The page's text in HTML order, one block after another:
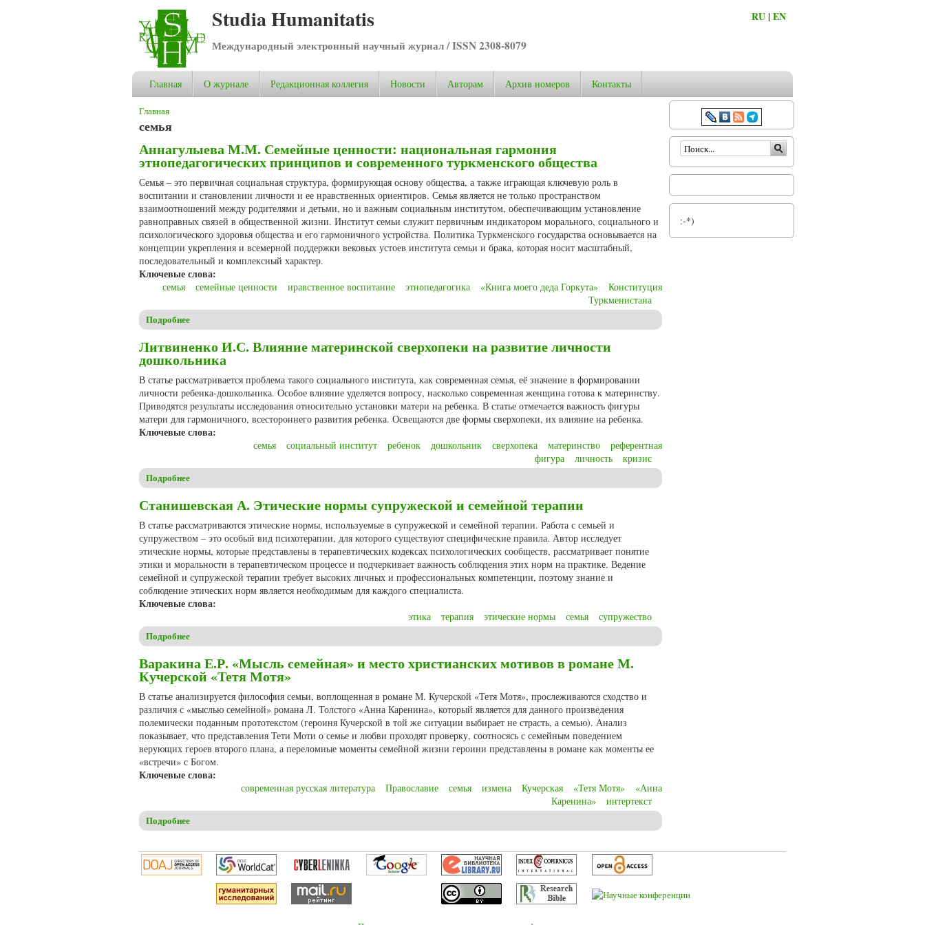
Studia Humanitatis
Международный электронный научный журнал / ISSN 2308-8079
RU |EN
Главная О журнале Редакционная коллегия Новости Авторам Архив номеров Контакты
Вы здесь
Главная
семья
Аннагулыева М.М. Семейные ценности: национальная гармония
этнопедагогических принципов и современного туркменского общества
Семья – это первичная социальная структура, формирующая основу общества, а также играющая ключевую роль в
воспитании и становлении личности и ее нравственных ориентиров. Семья является не только пространством
взаимоотношений между родителями и детьми, но и важным социальным институтом, обеспечивающим установление
равноправных связей в общественной жизни. Институт семьи служит первичным индикатором морального, социального и
психологического здоровья общества и его гармоничного устройства. Политика Туркменского государства основывается на
концепции укрепления и всемерной поддержки вековых устоев института семьи и брака, которая носит масштабный,
последовательный и комплексный характер.
Ключевые слова:
семья семейные ценности нравственное воспитание этнопедагогика «Книга моего деда Горкута»
Конституция
Туркменистана
Подробнее
Литвиненко И.С. Влияние материнской сверхопеки на развитие личности
дошкольника
В статье рассматривается проблема такого социального института, как современная семья, её значение в формировании
личности ребенка-дошкольника. Особое влияние уделяется вопросу, насколько современная женщина готова к материнству.
Приводятся результаты исследования относительно установки матери на ребенка. В статье отмечается важность фигуры
матери для гармоничного, всестороннего развития ребенка. Освещаются две формы сверхопеки, их влияние на ребенка.
Ключевые слова:
семья социальный институт ребенок дошкольник сверхопека материнство
референтная
фигура
личность кризис
Подробнее
Станишевская А. Этические нормы супружеской и семейной терапии
В статье рассматриваются этические нормы, используемые в супружеской и семейной терапии. Работа с семьей и
супружеством – это особый вид психотерапии, для которого существуют специфические правила. Автор исследует
этические нормы, которые представлены в терапевтических кодексах психологических сообществ, рассматривает понятие
этики и моральности в терапевтическом процессе и подчеркивает важность соблюдения этих норм на практике. Ведение
семейной и супружеской терапии требует высоких личных и профессиональных компетенции, поэтому знание и
соблюдение этических норм является необходимым для каждого специалиста.
Ключевые слова:
этика терапия этические нормы семья супружество
Подробнее
Варакина Е.Р. «Мысль семейная» и место христианских мотивов в романе М.
Кучерской «Тетя Мотя»
В статье анализируется философия семьи, воплощенная в романе М. Кучерской «Тетя Мотя», прослеживаются сходство и
различия с «мыслью семейной» романа Л. Толстого «Анна Каренина», который является для данного произведения
полемически поданным прототекстом (героиня Кучерской в той же ситуации выбирает не страсть, а семью). Анализ
показывает, что представления Тети Моти о семье и любви проходят проверку, соотносясь с семейным поведением
верующих героев второго плана, а переломные моменты семейной жизни героини представлены в романе как моменты ее
«встречи» с Богом.
Ключевые слова:
современная русская литература Православие семья измена Кучерская «Тетя Мотя»
«Анна
Каренина»
интертекст
Подробнее
Форма поиска
:-*)